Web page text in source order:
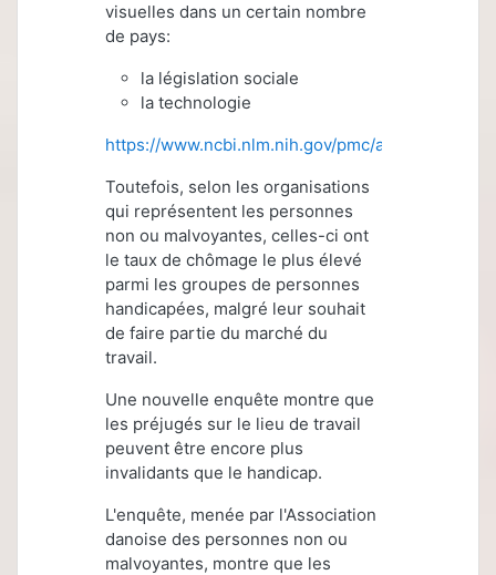
visuelles dans un certain nombre
de pays:
la législation sociale
la technologie
https://www.ncbi.nlm.nih.gov/pmc/articles/
Toutefois, selon les organisations
qui représentent les personnes
non ou malvoyantes, celles-ci ont
le taux de chômage le plus élevé
parmi les groupes de personnes
handicapées, malgré leur souhait
de faire partie du marché du
travail.
Une nouvelle enquête montre que
les préjugés sur le lieu de travail
peuvent être encore plus
invalidants que le handicap.
L'enquête, menée par l'Association
danoise des personnes non ou
malvoyantes, montre que les